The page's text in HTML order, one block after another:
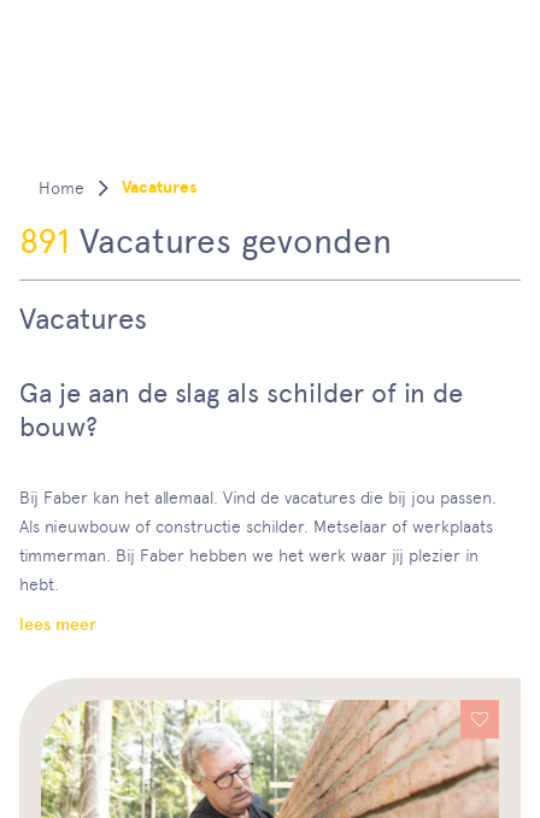
Vacatures
891 Vacatures gevonden
Vacatures
Ga je aan de slag als schilder of in de
bouw?
Bij Faber kan het allemaal. Vind de vacatures die bij jou passen.
Als nieuwbouw of constructie schilder. Metselaar of werkplaats
timmerman. Bij Faber hebben we het werk waar jij plezier in
hebt.
lees meer